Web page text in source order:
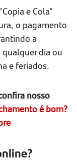
e Cola"
o pagamento
a
dia ou
e feriados.
nosso
é bom?